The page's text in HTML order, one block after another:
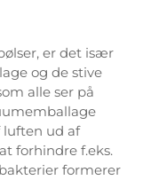
er det især
og de stive
alle ser på
luften ud af
forhindre f.eks.
formerer